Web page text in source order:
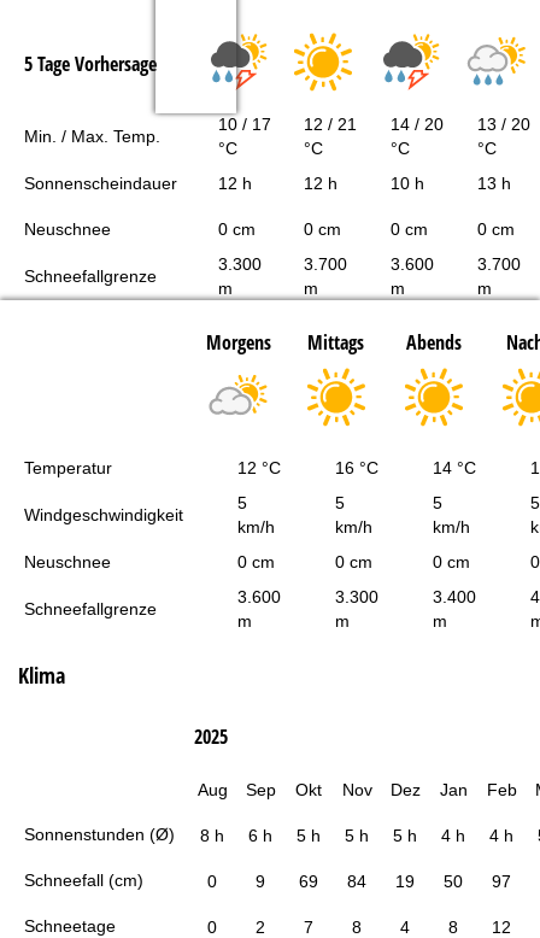
5 Tage Vorhersage
Min. / Max. Temp.
10 / 17
°C
12 / 21
°C
14 / 20
°C
13 / 20
°C
Sonnenscheindauer
12 h 12 h 10 h 13 h
Neuschnee 0 cm 0 cm 0 cm 0 cm
Schneefallgrenze
3.300
m
3.700
m
3.600
m
3.700
m
Morgens Mittags Abends
Temperatur 12 °C 16 °C 14 °C
Windgeschwindigkeit
5
km/h
5
km/h
5
km/h
5
Neuschnee
0 cm 0 cm 0 cm
Schneefallgrenze
3.600
m
3.300
m
3.400
m
Klima
Sonnenstunden (Ø)
Schneefall (cm)
Schneetage
2025
Aug Sep Okt Nov Dez Jan Feb
8 h 6 h 5 h 5 h 5 h 4 h 4 h
0 9 69 84 19 50 97
0 2 7 8 4 8 12